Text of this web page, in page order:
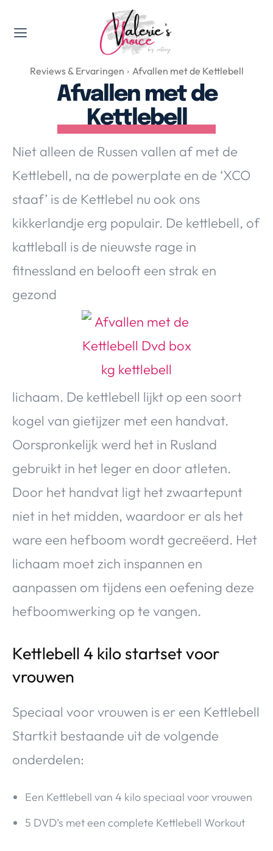
Valerie's Topics
Travel & Culture
Food & Drinks
Happyness & Opmerkelijk
Lifestyle, Sport & Duurzaamheid
Gadgets & Tech
Top 5 van Valerie
Health & Beauty
Nieuws & Media
De Top 5
Contact
VALERIE'S CHOICE
Food & Drinks Health & Beauty Gadgets
Huis & Tuin
Reviews & Ervaringen Afvallen met de Kettlebell
Afvallen met de
Kettlebell
Niet alleen de Russen vallen af met de
Kettlebell, na de powerplate en de ‘XCO
staaf’ is de Kettlebel nu ook ons
kikkerlandje erg populair. De kettlebell, of
kattleball is de nieuwste rage in
fitnessland en belooft een strak en
gezond
lichaam. De kettlebell lijkt op een soort
kogel van gietijzer met een handvat.
Oorspronkelijk werd het in Rusland
gebruikt in het leger en door atleten.
Door het handvat ligt het zwaartepunt
niet in het midden, waardoor er als het
ware een hefboom wordt gecreëerd. Het
lichaam moet zich inspannen en
aanpassen om tijdens een oefening deze
hefboomwerking op te vangen.
Kettlebell 4 kilo startset voor
vrouwen
Speciaal voor vrouwen is er een Kettlebell
Startkit bestaande uit de volgende
onderdelen:
Een Kettlebell van 4 kilo speciaal voor vrouwen
5 DVD’s met een complete Kettlebell Workout